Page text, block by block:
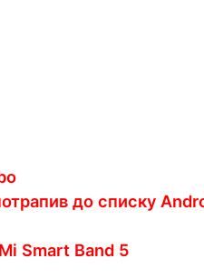
до списку
Smart Band 5